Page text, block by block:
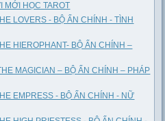
MỚI HỌC TAROT
LOVERS - BỘ ẨN CHÍNH - TÌNH
HIEROPHANT- BỘ ẨN CHÍNH –
MAGICIAN – BỘ ẨN CHÍNH – PHÁP
EMPRESS - BỘ ẨN CHÍNH - NỮ